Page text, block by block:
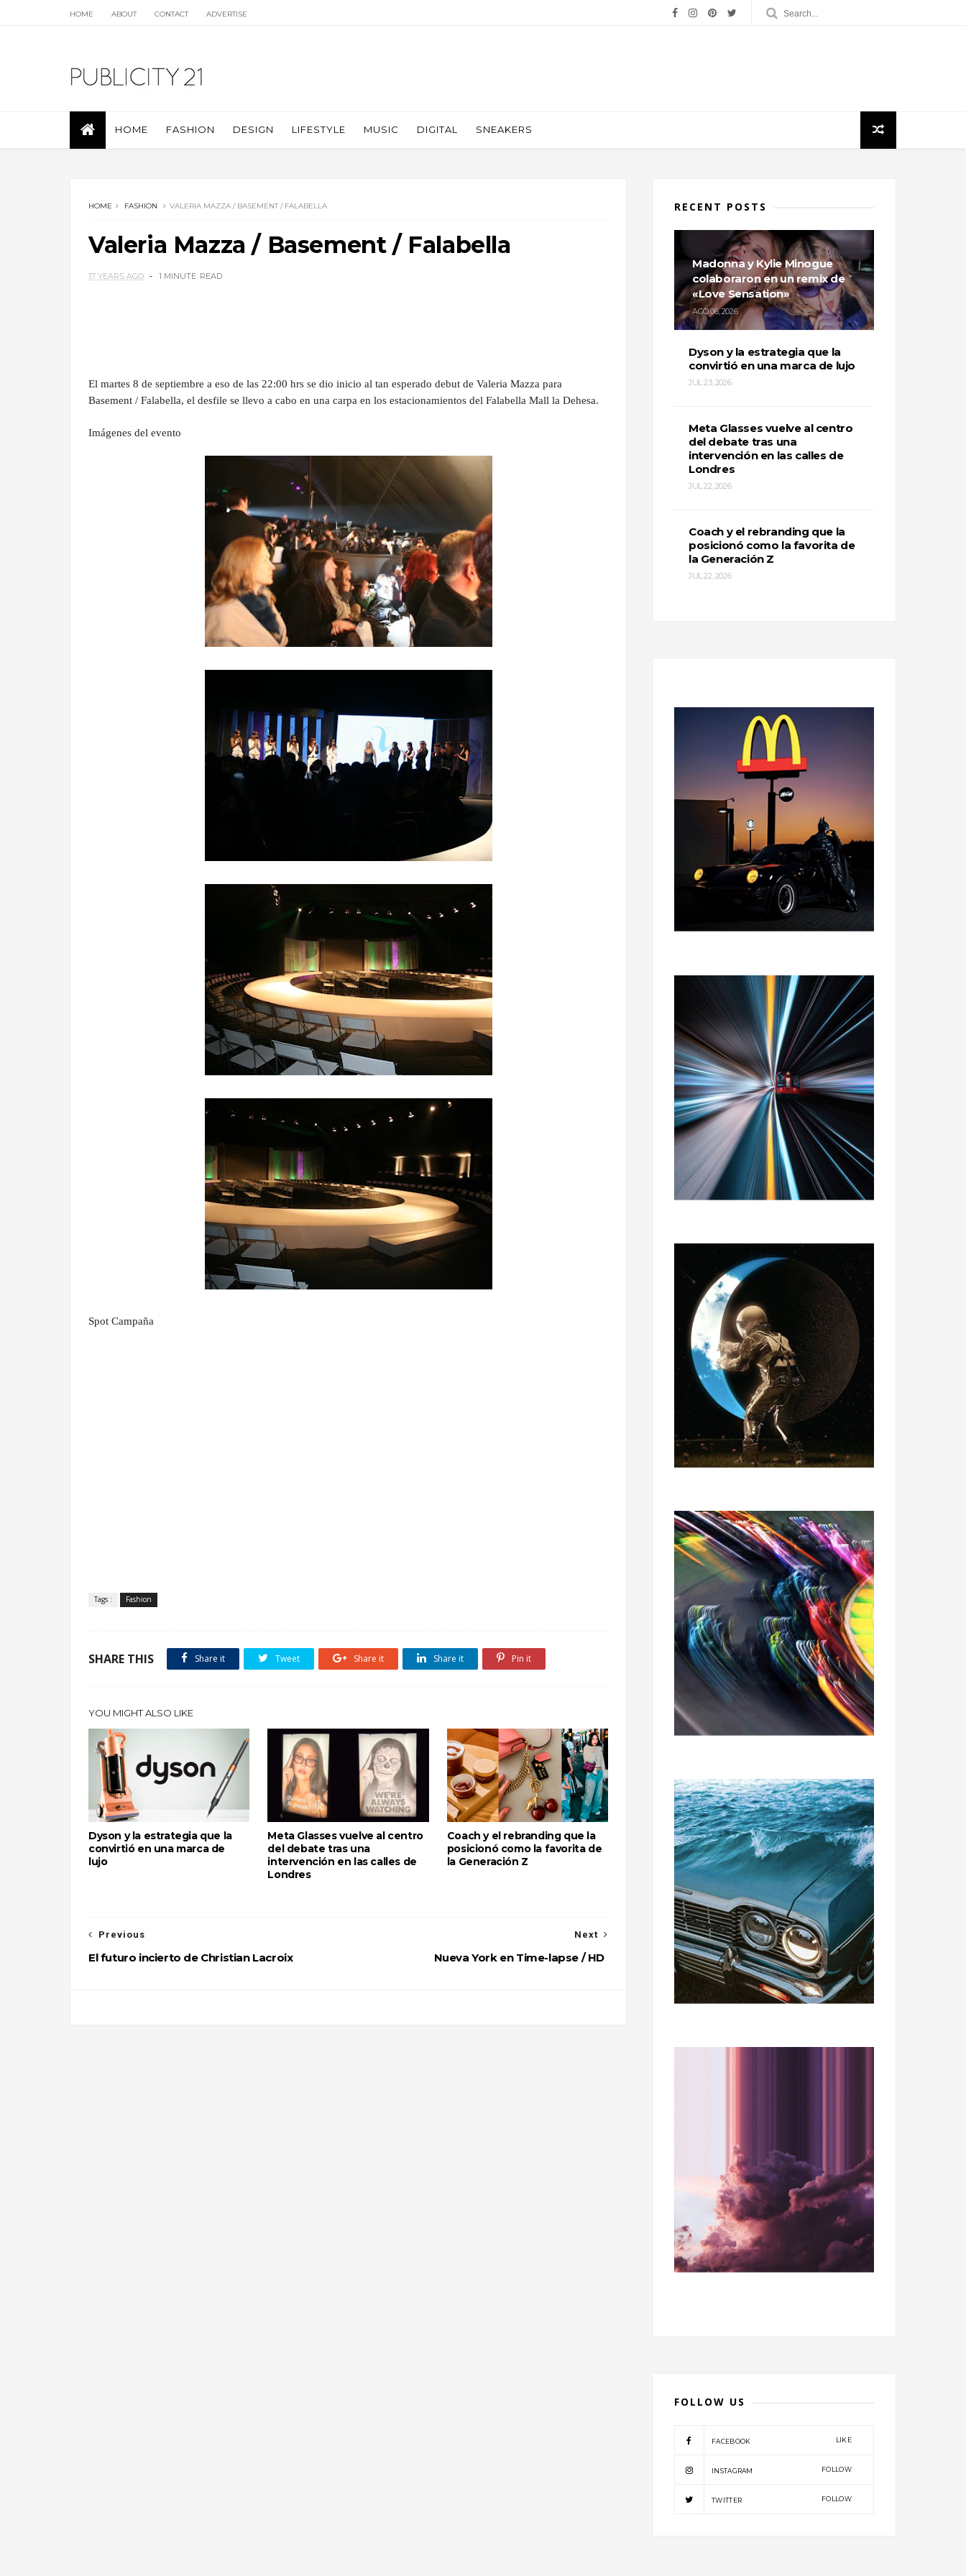
HOME ABOUT CONTACT ADVERTISE
HOME FASHION DESIGN LIFESTYLE MUSIC DIGITAL SNEAKERS
HOME FASHION VALERIA MAZZA / BASEMENT / FALABELLA
Valeria Mazza / Basement / Falabella
17 YEARS AGO 1 MINUTE READ
El martes 8 de septiembre a eso de las 22:00 hrs se dio inicio al tan esperado debut de Valeria Mazza para
Basement / Falabella, el desfile se llevo a cabo en una carpa en los estacionamientos del Falabella Mall la Dehesa.
Imágenes del evento
Spot Campaña
Tags : Fashion
SHARE THIS Share it Tweet Share it Share it Pin it
YOU MIGHT ALSO LIKE
Dyson y la estrategia que la
convirtió en una marca de
lujo
Meta Glasses vuelve al centro
del debate tras una
intervención en las calles de
Londres
Coach y el rebranding que la
posicionó como la favorita de
la Generación Z
Next
Nueva York en Time-lapse / HD
Previous
El futuro incierto de Christian Lacroix
RECENT POSTS
Madonna y Kylie Minogue
colaboraron en un remix de
«Love Sensation»
AGO 06, 2026
Dyson y la estrategia que la
convirtió en una marca de lujo
JUL 23, 2026
Meta Glasses vuelve al centro
del debate tras una
intervención en las calles de
Londres
JUL 22, 2026
Coach y el rebranding que la
posicionó como la favorita de
la Generación Z
JUL 22, 2026
FOLLOW US
FACEBOOK LIKE
INSTAGRAM FOLLOW
TWITTER FOLLOW